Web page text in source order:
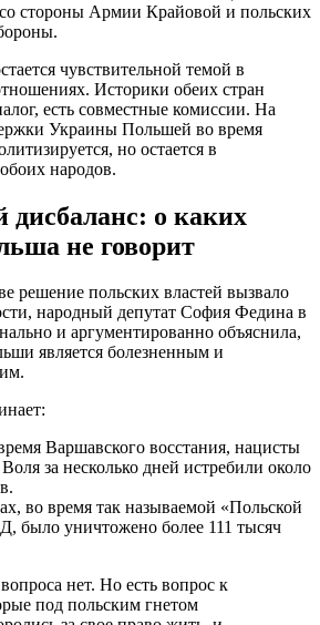
стороны Армии Крайовой и польских
чувствительной темой в
Историки обеих стран
есть совместные комиссии. На
Украины Польшей во время
но остается в
народов.
дисбаланс: о каких
не говорит
решение польских властей вызвало
народный депутат София Федина в
и аргументированно объяснила,
является болезненным и
Варшавского восстания, нацисты
за несколько дней истребили около
во время так называемой «Польской
было уничтожено более 111 тысяч
нет. Но есть вопрос к
под польским гнетом